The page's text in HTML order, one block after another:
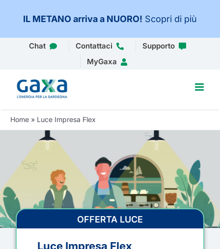
IL METANO arriva a NUORO! Scopri di più
Chat Contattaci
Supporto
MyGaxa
Home » Luce Impresa Flex
OFFERTA LUCE
Luce Impresa Flex